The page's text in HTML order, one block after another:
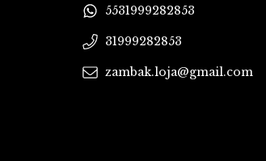
5531999282853
31999282853
zambak.loja@gmail.com